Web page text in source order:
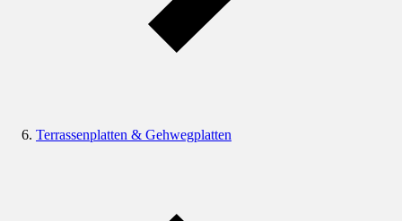
Terrassenplatten & Gehwegplatten